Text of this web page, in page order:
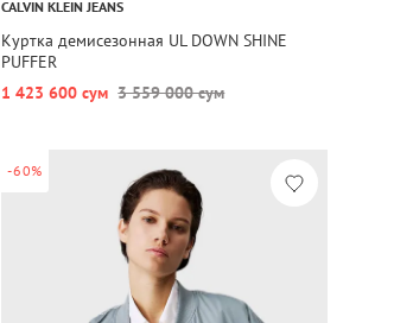
CALVIN KLEIN JEANS
Куртка демисезонная UL DOWN SHINE
PUFFER
1 423 600 сум 3 559 000 сум
-60%